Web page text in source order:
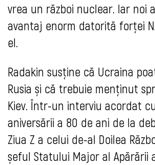
vrea un război nuclear. Iar noi
avantaj enorm datorită forței
el.
Radakin susține că Ucraina
Rusia și că trebuie menținut
Kiev. Într-un interviu acordat
aniversării a 80 de ani de la
Ziua Z a celui de-al Doilea
șeful Statului Major al Apărării